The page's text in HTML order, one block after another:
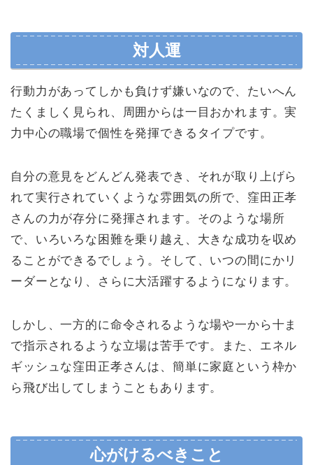
対人運
行動力があってしかも負けず嫌いなので、たいへん
たくましく見られ、周囲からは一目おかれます。実
力中心の職場で個性を発揮できるタイプです。
自分の意見をどんどん発表でき、それが取り上げら
れて実行されていくような雰囲気の所で、窪田正孝
さんの力が存分に発揮されます。そのような場所
で、いろいろな困難を乗り越え、大きな成功を収め
ることができるでしょう。そして、いつの間にかリ
ーダーとなり、さらに大活躍するようになります。
しかし、一方的に命令されるような場や一から十ま
で指示されるような立場は苦手です。また、エネル
ギッシュな窪田正孝さんは、簡単に家庭という枠か
ら飛び出してしまうこともあります。
心がけるべきこと